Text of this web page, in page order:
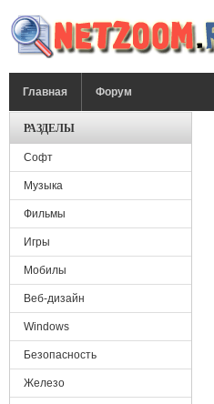
Главная Форум
РАЗДЕЛЫ
Софт
Музыка
Фильмы
Игры
Мобилы
Веб-дизайн
Windows
Безопасность
Железо